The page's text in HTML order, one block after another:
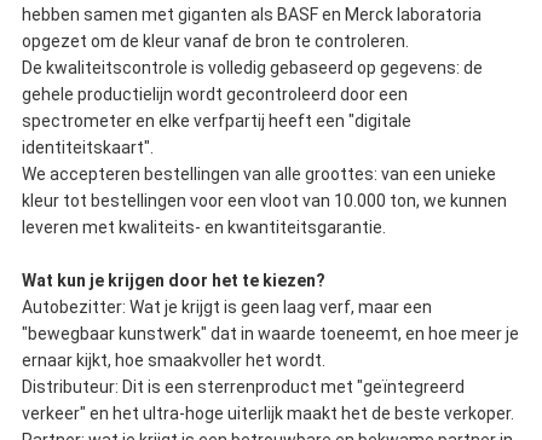
hebben samen met giganten als BASF en Merck laboratoria
opgezet om de kleur vanaf de bron te controleren.
De kwaliteitscontrole is volledig gebaseerd op gegevens: de
gehele productielijn wordt gecontroleerd door een
spectrometer en elke verfpartij heeft een "digitale
identiteitskaart".
We accepteren bestellingen van alle groottes: van een unieke
kleur tot bestellingen voor een vloot van 10.000 ton, we kunnen
leveren met kwaliteits- en kwantiteitsgarantie.
Wat kun je krijgen door het te kiezen?
Autobezitter: Wat je krijgt is geen laag verf, maar een
"bewegbaar kunstwerk" dat in waarde toeneemt, en hoe meer je
ernaar kijkt, hoe smaakvoller het wordt.
Distributeur: Dit is een sterrenproduct met "geïntegreerd
verkeer" en het ultra-hoge uiterlijk maakt het de beste verkoper.